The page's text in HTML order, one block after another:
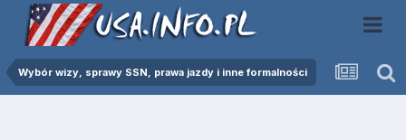
Wybór wizy, sprawy SSN, prawa jazdy i inne formalności